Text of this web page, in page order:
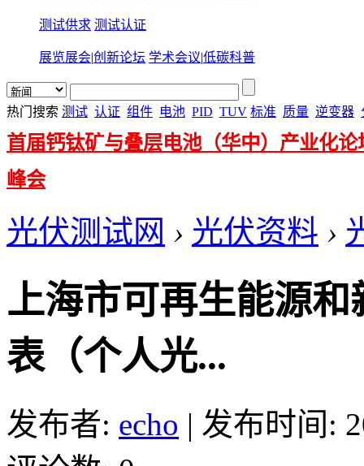
测试供求 测试认证
展览展会|创新论坛 学术会议|低碳科普
热门搜索 测试 认证 组件 电池 PID TUV 标准 质量 逆变器
首届钙钛矿与叠层电池（华中）产业化论
峰会
光伏测试网 › 光伏资料 ›
上海市可再生能源
表（个人光...
发布者: echo | 发布时间: